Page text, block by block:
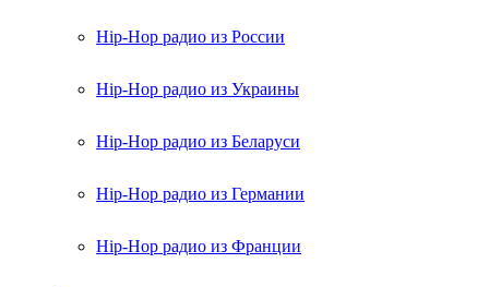
Hip-Hop радио из России
Hip-Hop радио из Украины
Hip-Hop радио из Беларуси
Hip-Hop радио из Германии
Hip-Hop радио из Франции